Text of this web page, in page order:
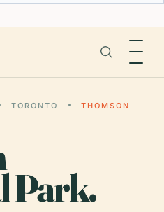
TORONTO
THOMSON
Park.